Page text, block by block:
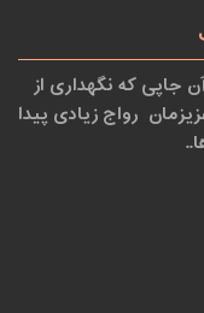
که نگهداری از
رواج زیادی پیدا